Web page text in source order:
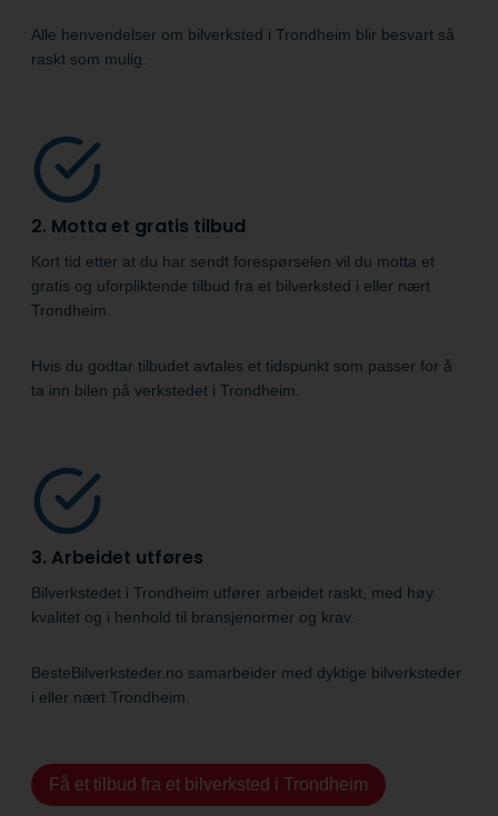
Alle henvendelser om bilverksted i Trondheim blir besvart så
raskt som mulig.
2. Motta et gratis tilbud
Kort tid etter at du har sendt forespørselen vil du motta et
gratis og uforpliktende tilbud fra et bilverksted i eller nært
Trondheim.
Hvis du godtar tilbudet avtales et tidspunkt som passer for å
ta inn bilen på verkstedet i Trondheim.
3. Arbeidet utføres
Bilverkstedet i Trondheim utfører arbeidet raskt, med høy
kvalitet og i henhold til bransje­normer og krav.
BesteBilverksteder.no samarbeider med dyktige bilverksteder
i eller nært Trondheim.
Få et tilbud fra et bilverksted i Trondheim